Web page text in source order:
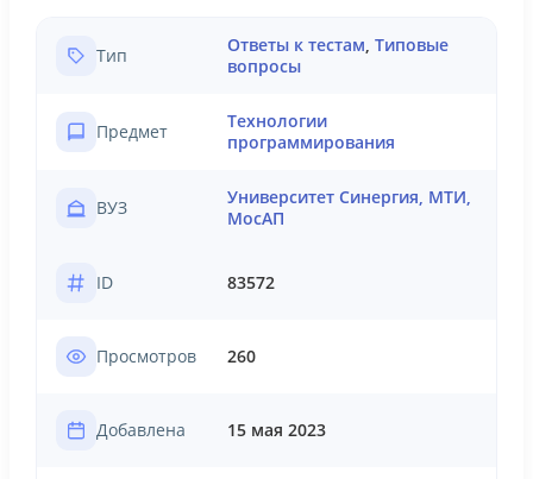
Тип Ответы к тестам, Типовые
вопросы
Предмет
Технологии
программирования
ВУЗ
Университет Синергия, МТИ,
МосАП
ID 83572
Просмотров 260
Добавлена 15 мая 2023